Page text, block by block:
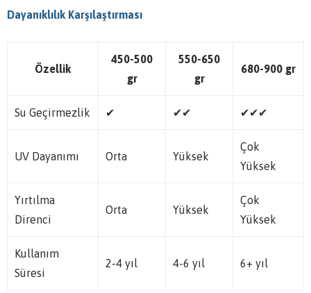
Dayanıklılık Karşılaştırması
Özellik
450-500
gr
550-650
gr
680-900 gr
Su Geçirmezlik ✔ ✔✔ ✔✔✔
UV Dayanımı Orta Yüksek
Çok
Yüksek
Yırtılma
Direnci
Orta Yüksek
Çok
Yüksek
Kullanım
Süresi
2-4 yıl 4-6 yıl 6+ yıl